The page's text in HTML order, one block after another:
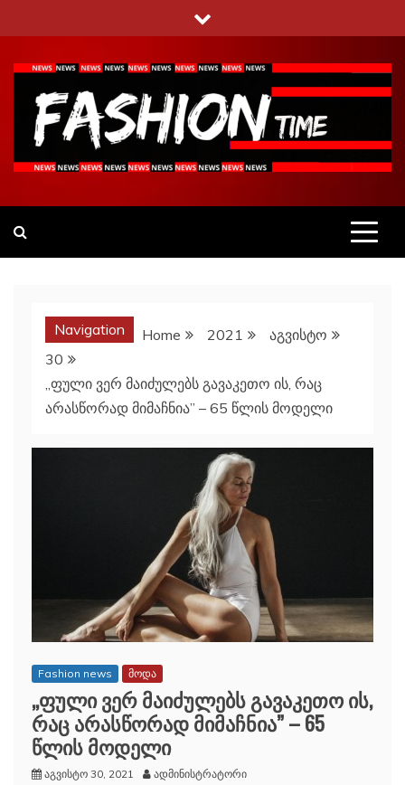
to
content
Navigation Home 2021
აგვისტო
30
,,ფული ვერ მაიძულებს გავაკეთო ის, რაც
არასწორად მიმაჩნია” – 65 წლის მოდელი
Fashion news მოდა
,,ფული ვერ მაიძულებს გავაკეთო ის,
რაც არასწორად მიმაჩნია” – 65
წლის მოდელი
აგვისტო 30, 2021 ადმინისტრატორი